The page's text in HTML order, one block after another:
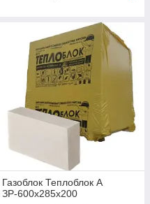
Газоблок Теплоблок А
ЗР-600х285х200